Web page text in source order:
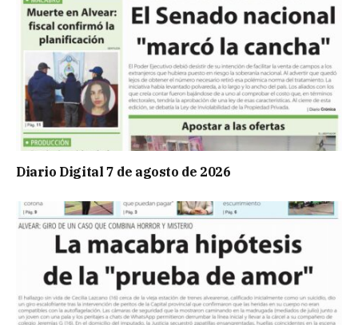
Diario Digital 7 de agosto de 2026